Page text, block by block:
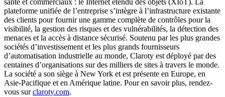
santé et commerciaux : le Internet étendu des objets (XIoT). La
plateforme unifiée de l’entreprise s’intègre à l’infrastructure existante
des clients pour fournir une gamme complète de contrôles pour la
visibilité, la gestion des risques et des vulnérabilités, la détection des
menaces et la accès à distance sécurisé. Soutenu par les plus grandes
sociétés d’investissement et les plus grands fournisseurs
d’automatisation industrielle au monde, Claroty est déployé par des
centaines d’organisations sur des milliers de sites à travers le monde.
La société a son siège à New York et est présente en Europe, en
Asie-Pacifique et en Amérique latine. Pour en savoir plus, rendez-
vous surclaroty.com.